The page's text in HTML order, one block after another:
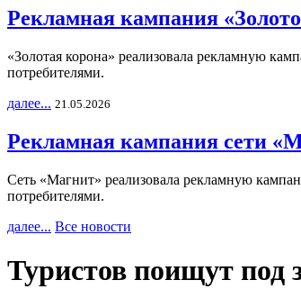
Рекламная кампания
«Золотая корона» реализовала рекламную
потребителями.
далее... 21.05.2026
Рекламная кампания сети
Сеть «Магнит» реализовала рекламную
потребителями.
далее... Все новости
Туристов поищут под